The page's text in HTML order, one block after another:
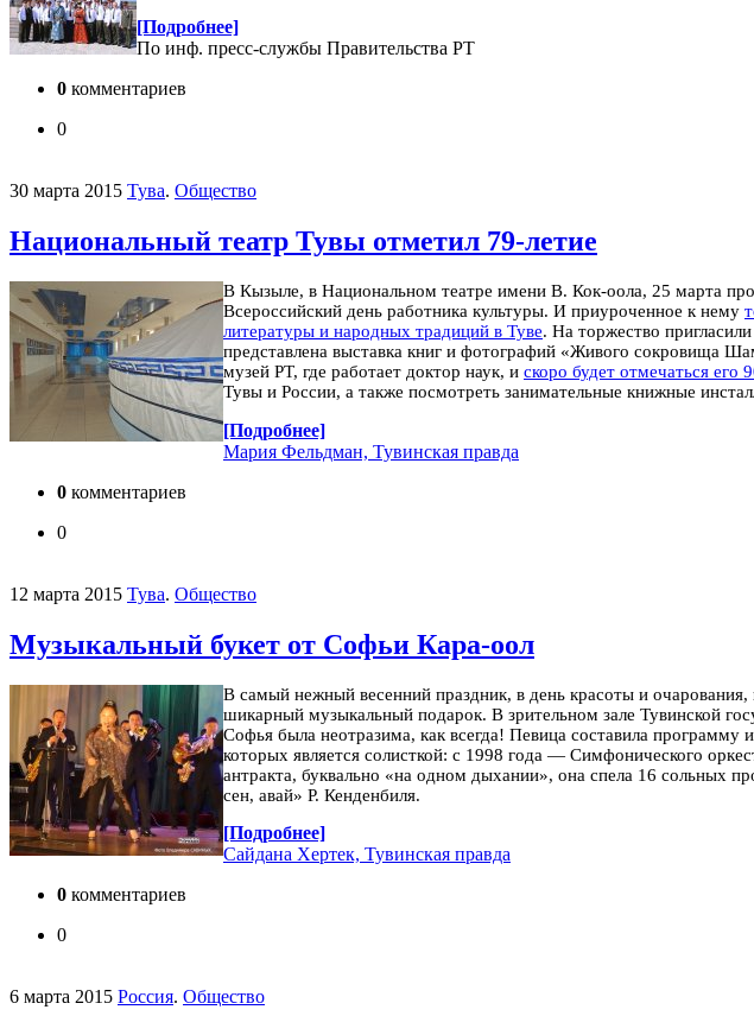
[Подробнее]
По инф. пресс-службы Правительства РТ
0 комментариев
0
30 марта 2015 Тува. Общество
Национальный театр Тувы отметил 79-летие
В Кызыле, в Национальном театре имени В. Кок-оола, 25 марта
Всероссийский день работника культуры. И приуроченное к нему
литературы и народных традиций в Туве. На торжество
представлена выставка книг и фотографий «Живого сокровища
музей РТ, где работает доктор наук, и скоро будет отмечаться его
Тувы и России, а также посмотреть занимательные книжные
[Подробнее]
Мария Фельдман, Тувинская правда
0 комментариев
0
12 марта 2015 Тува. Общество
Музыкальный букет от Софьи Кара-оол
В самый нежный весенний праздник, в день красоты и
шикарный музыкальный подарок. В зрительном зале Тувинской
Софья была неотразима, как всегда! Певица составила программу
которых является солисткой: с 1998 года — Симфонического
антракта, буквально «на одном дыхании», она спела 16 сольных
сен, авай» Р. Кенденбиля.
[Подробнее]
Сайдана Хертек, Тувинская правда
0 комментариев
0
6 марта 2015 Россия. Общество